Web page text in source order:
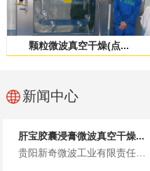
颗粒微波真空干燥(点...
新闻中心
肝宝胶囊浸膏微波真空干燥...
贵阳新奇微波工业有限责任公司 「好用、耐用。是客户对我们的总结」 作者 | 范兴 杨成梓 吴淑英&nb...